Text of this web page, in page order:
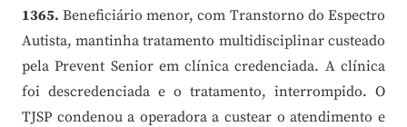
1365. Beneficiário menor, com Transtorno do Espectro
Autista, mantinha tratamento multidisciplinar custeado
pela Prevent Senior em clínica credenciada. A clínica
foi descredenciada e o tratamento, interrompido. O
TJSP condenou a operadora a custear o atendimento e